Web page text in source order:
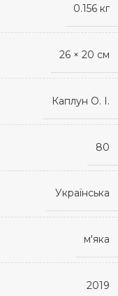
0.156 кг
26 × 20 см
Каплун О. І.
80
Українська
м'яка
2019